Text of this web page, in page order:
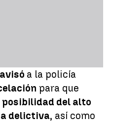
a la policía
para que
posibilidad del alto
delictiva, así como